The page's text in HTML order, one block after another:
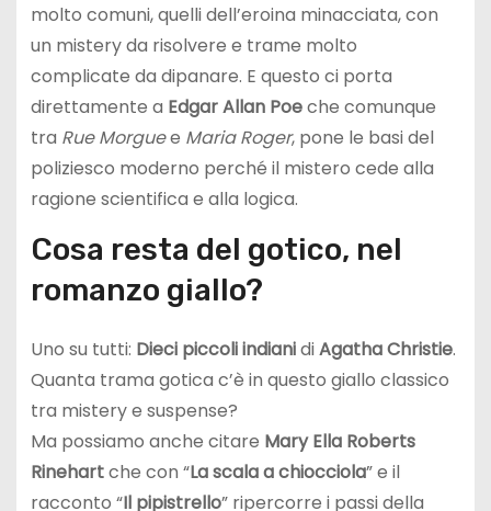
molto comuni, quelli dell’eroina minacciata, con
un mistery da risolvere e trame molto
complicate da dipanare. E questo ci porta
direttamente a Edgar Allan Poeche comunque
tra Rue Morguee Maria Roger, pone le basi del
poliziesco moderno perché il mistero cede alla
ragione scientifica e alla logica.
Cosa resta del gotico, nel
romanzo giallo?
Uno su tutti: Dieci piccoli indianidiAgatha Christie.
Quanta trama gotica c’è in questo giallo classico
tra mistery e suspense?
Ma possiamo anche citare Mary Ella Roberts
Rinehartche con “La scala a chiocciola” e il
racconto “Il pipistrello” ripercorre i passi della